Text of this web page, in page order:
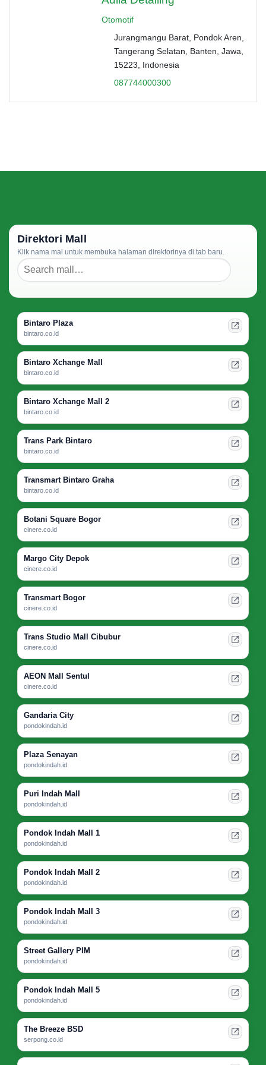
Otomotif
Jurangmangu Barat, Pondok Aren,
Tangerang Selatan, Banten, Jawa,
15223, Indonesia
087744000300
Direktori Mall
Klik nama mal untuk membuka halaman direktorinya di tab baru.
Bintaro Plaza
bintaro.co.id
Bintaro Xchange Mall
bintaro.co.id
Bintaro Xchange Mall 2
bintaro.co.id
Trans Park Bintaro
bintaro.co.id
Transmart Bintaro Graha
bintaro.co.id
Botani Square Bogor
cinere.co.id
Margo City Depok
cinere.co.id
Transmart Bogor
cinere.co.id
Trans Studio Mall Cibubur
cinere.co.id
AEON Mall Sentul
cinere.co.id
Gandaria City
pondokindah.id
Plaza Senayan
pondokindah.id
Puri Indah Mall
pondokindah.id
Pondok Indah Mall 1
pondokindah.id
Pondok Indah Mall 2
pondokindah.id
Pondok Indah Mall 3
pondokindah.id
Street Gallery PIM
pondokindah.id
Pondok Indah Mall 5
pondokindah.id
The Breeze BSD
serpong.co.id